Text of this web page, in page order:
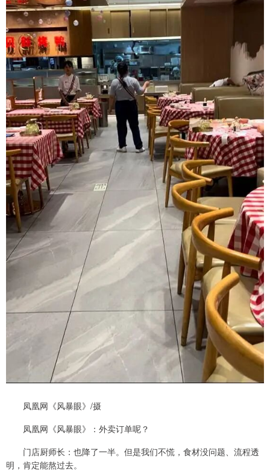
凤凰网《风暴眼》/摄
凤凰网《风暴眼》：外卖订单呢？
门店厨师长：也降了一半。但是我们不慌，食材没问题、流程透
明，肯定能熬过去。